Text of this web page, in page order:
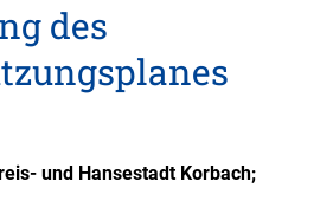
des
und Hansestadt Korbach;